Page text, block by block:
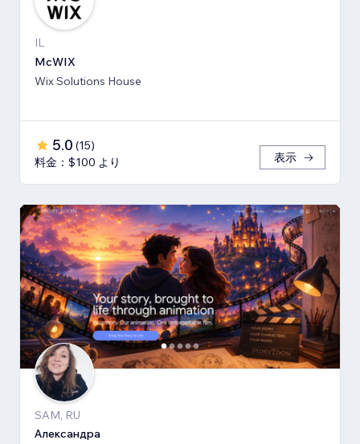
IL
McWIX
Wix Solutions House
5.0 (15)
料金：$100 より
表示
SAM, RU
Александра